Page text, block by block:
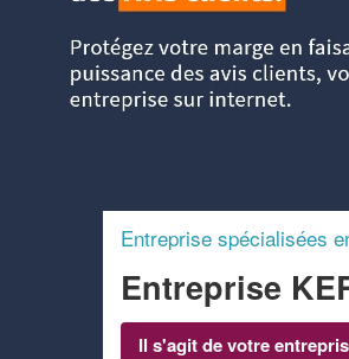
Entreprise spécialisées
Entreprise
Il s'agit de votre